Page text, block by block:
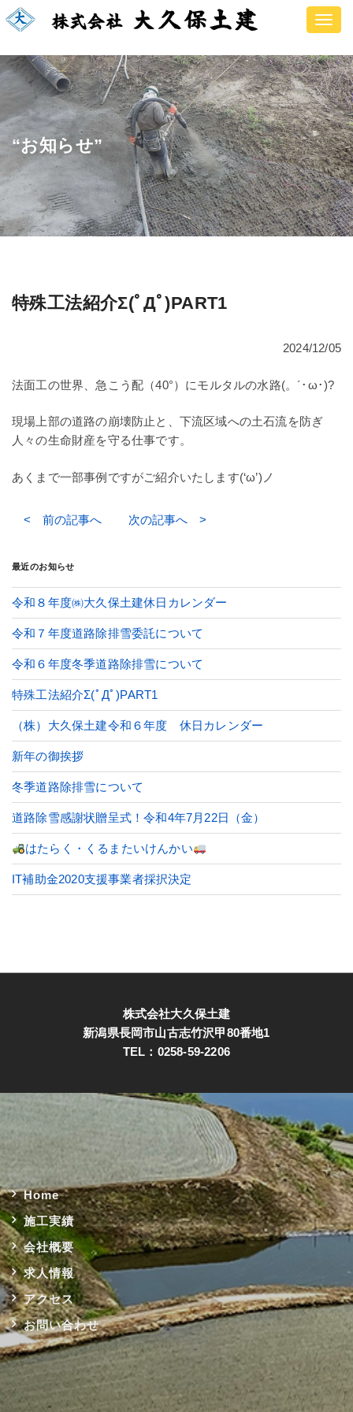
Toggle
“お知らせ”
特殊工法紹介Σ(ﾟДﾟ)PART1
2024/12/05
法面工の世界、急こう配（40°）にモルタルの水路(。´･ω･)?
現場上部の道路の崩壊防止と、下流区域への土石流を防ぎ
人々の生命財産を守る仕事です。
あくまで一部事例ですがご紹介いたします(‘ω’)ノ
< 前の記事へ 次の記事へ >
最近のお知らせ
令和８年度㈱大久保土建休日カレンダー
令和７年度道路除排雪委託について
令和６年度冬季道路除排雪について
特殊工法紹介Σ(ﾟДﾟ)PART1
（株）大久保土建令和６年度 休日カレンダー
新年の御挨拶
冬季道路除排雪について
道路除雪感謝状贈呈式！令和4年7月22日（金）
はたらく・くるまたいけんかい
IT補助金2020支援事業者採択決定
株式会社大久保土建
新潟県長岡市山古志竹沢甲80番地1
TEL：0258-59-2206
Home
施工実績
会社概要
求人情報
アクセス
お問い合わせ